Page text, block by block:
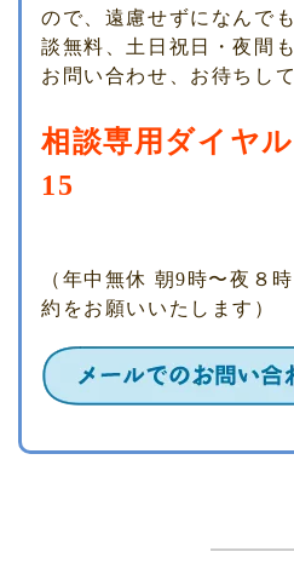
ので、遠慮せずになんで
談無料、土日祝日・夜間
お問い合わせ、お待ちし
相談専用ダイヤ
15
（年中無休 朝9時〜夜８
約をお願いいたします）